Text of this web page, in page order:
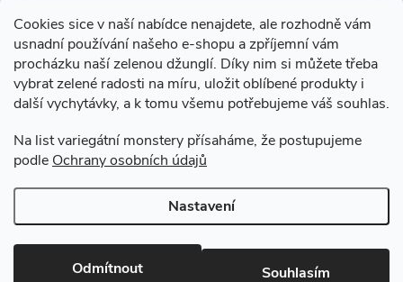
Cookies sice v naší nabídce nenajdete, ale rozhodně vám
usnadní používání našeho e-shopu a zpříjemní vám
procházku naší zelenou džunglí. Díky nim si můžete třeba
vybrat zelené radosti na míru, uložit oblíbené produkty i
další vychytávky, a k tomu všemu potřebujeme váš souhlas.
Na list variegátní monstery přísaháme, že postupujeme
podle Ochrany osobních údajů
Nastavení
Odmítnout Souhlasím
MOHLO BY VÁS ZAJÍMAT
O GARDNERS
Gardners Design - Projekt, realizace a údržba zahrad a interiérů
Copyright 2026Gardners-eshop.cz. Všechna práva vyhrazena.Upravit
nastavení cookies